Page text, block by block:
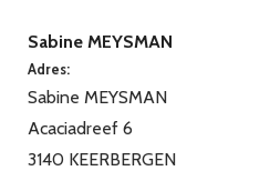
Sabine MEYSMAN
Adres:
Sabine MEYSMAN
Acaciadreef 6
3140 KEERBERGEN